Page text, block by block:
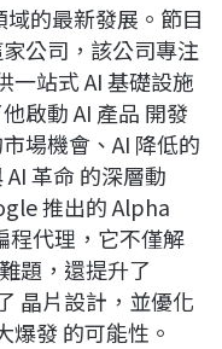
域的最新發展。節目
公司，該公司專注
一站式 AI 基礎設施
啟動 AI 產品 開發
場機會、AI 降低的
革命 的深層動
推出的 Alpha
程代理，它不僅解
題，還提升了
晶片設計，並優化
爆發 的可能性。